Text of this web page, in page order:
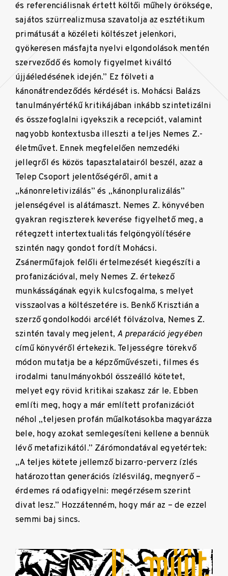
és referenciálisnak értett költői műhely öröksége,
sajátos szürrealizmusa szavatolja az esztétikum
primátusát a közéleti költészet jelenkori,
gyökeresen másfajta nyelvi elgondolások mentén
szerveződő és komoly figyelmet kiváltó
újjáéledésének idején.” Ez fölveti a
kánonátrendeződés kérdését is. Mohácsi Balázs
tanulmányértékű kritikájában inkább szintetizálni
és összefoglalni igyekszik a recepciót, valamint
nagyobb kontextusba illeszti a teljes Nemes Z.-
életművet. Ennek megfelelően nemzedéki
jellegről és közös tapasztalatairól beszél, azaz a
Telep Csoport jelentőségéről, amit a
„kánonreletivizálás” és „kánonpluralizálás”
jelenségével is alátámaszt. Nemes Z. könyvében
gyakran regiszterek keverése figyelhető meg, a
rétegzett intertextualitás felgöngyölítésére
szintén nagy gondot fordít Mohácsi.
Zsánerműfajok felőli értelmezését kiegészíti a
profanizációval, mely Nemes Z. értekező
munkásságának egyik kulcsfogalma, s melyet
visszaolvas a költészetére is. Benkő Krisztián a
szerző gondolkodói arcélét fölvázolva, Nemes Z.
szintén tavaly megjelent, A preparáció jegyében
című könyvéről értekezik. Teljességre törekvő
módon mutatja be a képzőművészeti, filmes és
irodalmi tanulmányokból összeálló kötetet,
melyet egy rövid kritikai szakasz zár le. Ebben
említi meg, hogy a már említett profanizációt
néhol „teljesen profán műalkotásokba magyarázza
bele, hogy azokat semlegesíteni kellene a bennük
lévő metafizikától.” Zárómondatával egyetértek:
„A teljes kötete jellemző bizarro-perverz ízlés
határozottan generációs ízlésvilág, megnyerő –
érdemes rá odafigyelni: megérzésem szerint
divat lesz.” Hozzátenném, hogy már az – de ezzel
semmi baj sincs.